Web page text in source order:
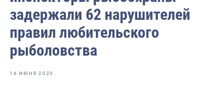
Отраслевые СМИ
Выставки и конференции
Научно-практическая литература
задержали 62 нарушителей
правил любительского
рыболовства
16 ИЮНЯ 2020